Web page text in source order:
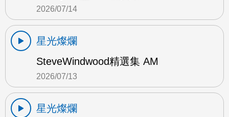
2026/07/14
星光燦爛
SteveWindwood精選集 AM
2026/07/13
星光燦爛